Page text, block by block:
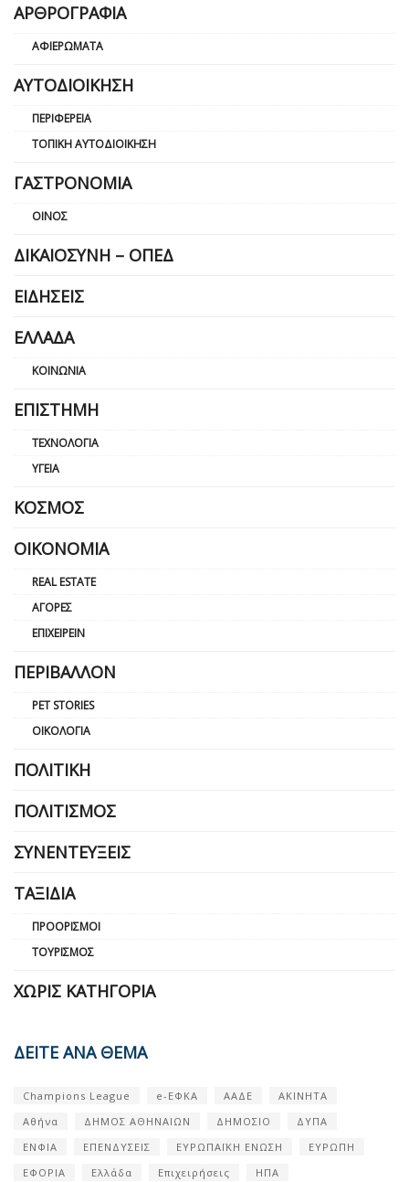
ΑΡΘΡΟΓΡΑΦΊΑ
ΑΦΙΕΡΏΜΑΤΑ
ΑΥΤΟΔΙΟΊΚΗΣΗ
ΠΕΡΙΦΈΡΕΙΑ
ΤΟΠΙΚΉ ΑΥΤΟΔΙΟΊΚΗΣΗ
ΓΑΣΤΡΟΝΟΜΊΑ
ΟΊΝΟΣ
ΔΙΚΑΙΟΣΎΝΗ – ΟΠΕΔ
ΕΙΔΉΣΕΙΣ
ΕΛΛΆΔΑ
ΚΟΙΝΩΝΊΑ
ΕΠΙΣΤΉΜΗ
ΤΕΧΝΟΛΟΓΊΑ
ΥΓΕΊΑ
ΚΌΣΜΟΣ
ΟΙΚΟΝΟΜΊΑ
REAL ESTATE
ΑΓΟΡΈΣ
ΕΠΙΧΕΙΡΕΊΝ
ΠΕΡΙΒΆΛΛΟΝ
PET STORIES
ΟΙΚΟΛΟΓΊΑ
ΠΟΛΙΤΙΚΉ
ΠΟΛΙΤΙΣΜΌΣ
ΣΥΝΕΝΤΕΎΞΕΙΣ
ΤΑΞΊΔΙΑ
ΠΡΟΟΡΙΣΜΟΊ
ΤΟΥΡΙΣΜΌΣ
ΧΩΡΊΣ ΚΑΤΗΓΟΡΊΑ
ΔΕΙΤΕ ΑΝΑ ΘΕΜΑ
Champions League e-ΕΦΚΑ ΑΑΔΕ
ΑΚΙΝΗΤΑ
Αθήνα
ΔΗΜΟΣ ΑΘΗΝΑΙΩΝ ΔΗΜΟΣΙΟ
ΔΥΠΑ
ΕΝΦΙΑ
ΕΠΕΝΔΥΣΕΙΣ ΕΥΡΩΠΑΪΚΗ ΕΝΩΣΗ
ΕΥΡΩΠΗ
ΕΦΟΡΙΑ
Ελλάδα Επιχειρήσεις
ΗΠΑ